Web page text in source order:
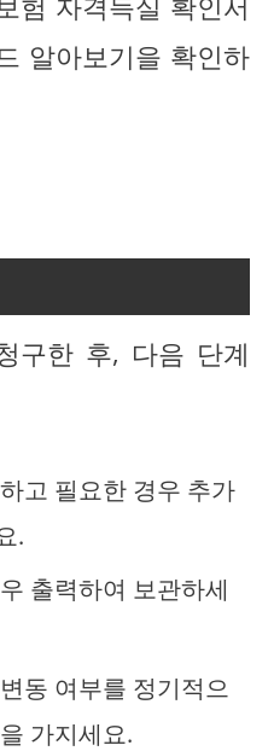
알아보기을 확인하
구한 후, 다음 단계
고 필요한 경우 추가
.
출력하여 보관하세
동 여부를 정기적으
가지세요.